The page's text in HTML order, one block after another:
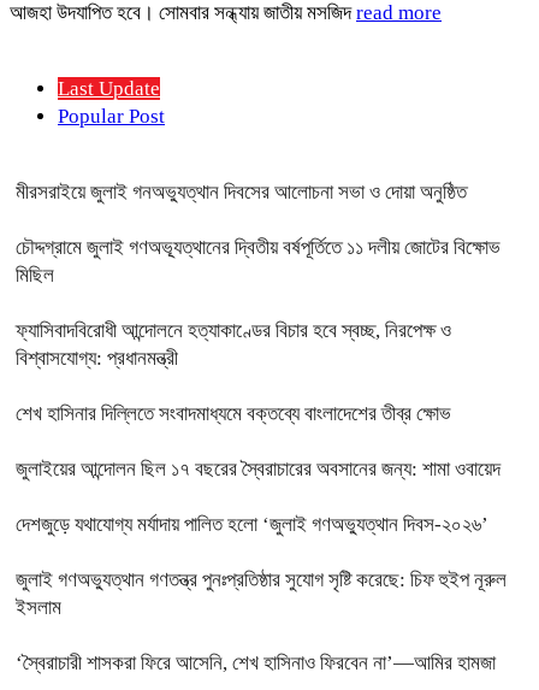
আজহা উদযাপিত হবে। সোমবার সন্ধ্যায় জাতীয় মসজিদread more
Last Update
Popular Post
মীরসরাইয়ে জুলাই গনঅভ্যুত্থান দিবসের আলোচনা সভা ও দোয়া অনুষ্ঠিত
চৌদ্দগ্রামে জুলাই গণঅভ্যূত্থানের দ্বিতীয় বর্ষপূর্তিতে ১১ দলীয় জোটের বিক্ষোভ
মিছিল
ফ্যাসিবাদবিরোধী আন্দোলনে হত্যাকাণ্ডের বিচার হবে স্বচ্ছ, নিরপেক্ষ ও
বিশ্বাসযোগ্য: প্রধানমন্ত্রী
শেখ হাসিনার দিল্লিতে সংবাদমাধ্যমে বক্তব্যে বাংলাদেশের তীব্র ক্ষোভ
জুলাইয়ের আন্দোলন ছিল ১৭ বছরের স্বৈরাচারের অবসানের জন্য: শামা ওবায়েদ
দেশজুড়ে যথাযোগ্য মর্যাদায় পালিত হলো ‘জুলাই গণঅভ্যুত্থান দিবস-২০২৬’
জুলাই গণঅভ্যুত্থান গণতন্ত্র পুনঃপ্রতিষ্ঠার সুযোগ সৃষ্টি করেছে: চিফ হুইপ নূরুল
ইসলাম
‘স্বৈরাচারী শাসকরা ফিরে আসেনি, শেখ হাসিনাও ফিরবেন না’—আমির হামজা